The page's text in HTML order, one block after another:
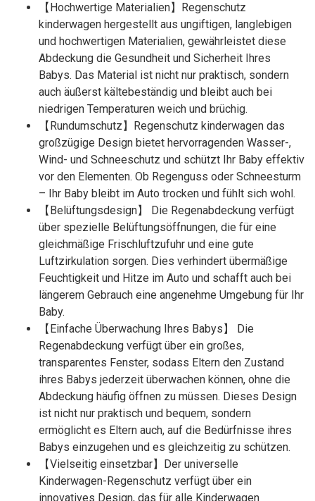
【Hochwertige Materialien】Regenschutz
kinderwagen hergestellt aus ungiftigen, langlebigen
und hochwertigen Materialien, gewährleistet diese
Abdeckung die Gesundheit und Sicherheit Ihres
Babys. Das Material ist nicht nur praktisch, sondern
auch äußerst kältebeständig und bleibt auch bei
niedrigen Temperaturen weich und brüchig.
【Rundumschutz】Regenschutz kinderwagen das
großzügige Design bietet hervorragenden Wasser-,
Wind- und Schneeschutz und schützt Ihr Baby effektiv
vor den Elementen. Ob Regenguss oder Schneesturm
– Ihr Baby bleibt im Auto trocken und fühlt sich wohl.
【Belüftungsdesign】 Die Regenabdeckung verfügt
über spezielle Belüftungsöffnungen, die für eine
gleichmäßige Frischluftzufuhr und eine gute
Luftzirkulation sorgen. Dies verhindert übermäßige
Feuchtigkeit und Hitze im Auto und schafft auch bei
längerem Gebrauch eine angenehme Umgebung für Ihr
Baby.
【Einfache Überwachung Ihres Babys】 Die
Regenabdeckung verfügt über ein großes,
transparentes Fenster, sodass Eltern den Zustand
ihres Babys jederzeit überwachen können, ohne die
Abdeckung häufig öffnen zu müssen. Dieses Design
ist nicht nur praktisch und bequem, sondern
ermöglicht es Eltern auch, auf die Bedürfnisse ihres
Babys einzugehen und es gleichzeitig zu schützen.
【Vielseitig einsetzbar】Der universelle
Kinderwagen-Regenschutz verfügt über ein
innovatives Design, das für alle Kinderwagen